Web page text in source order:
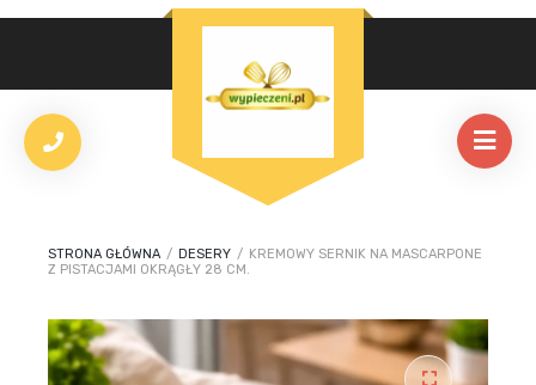
STRONA GŁÓWNA / DESERY / KREMOWY SERNIK NA MASCARPONE
Z PISTACJAMI OKRĄGŁY 28 CM.